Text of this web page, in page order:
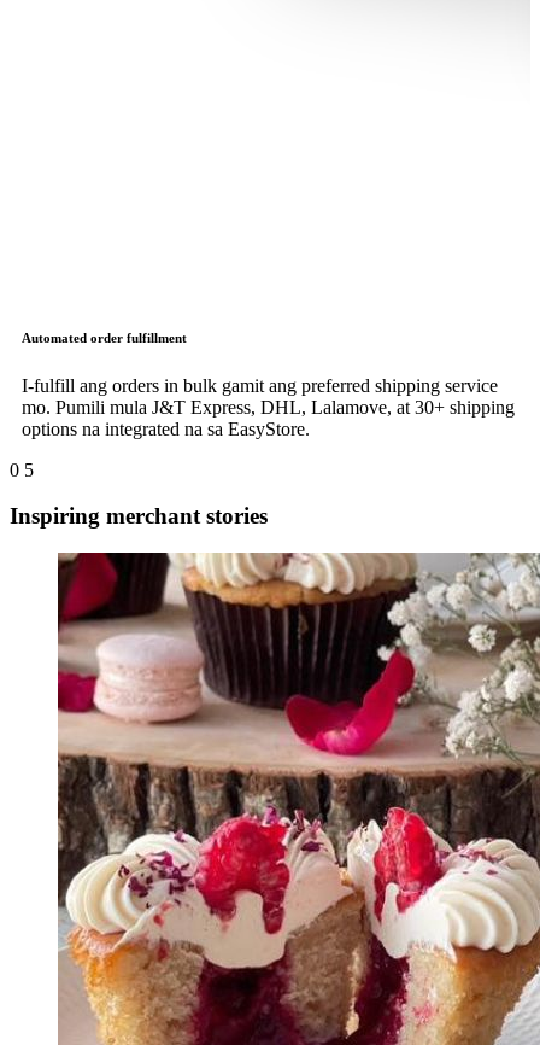
Automated order fulfillment
I-fulfill ang orders in bulk gamit ang preferred shipping service
mo. Pumili mula J&T Express, DHL, Lalamove, at 30+ shipping
options na integrated na sa EasyStore.
0 5
Inspiring merchant stories